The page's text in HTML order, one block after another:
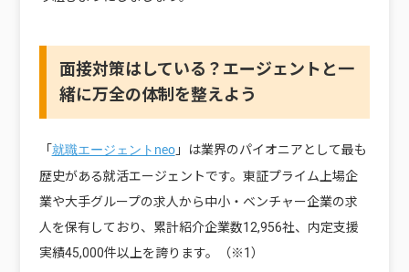
面接対策はしている？エージェントと一
緒に万全の体制を整えよう
「 就職エージェントneo」は業界のパイオニアとして最も
歴史がある就活エージェントです。東証プライム上場企
業や大手グループの求人から中小・ベンチャー企業の求
人を保有しており、累計紹介企業数12,956社、内定支援
実績45,000件以上を誇ります。（※1）